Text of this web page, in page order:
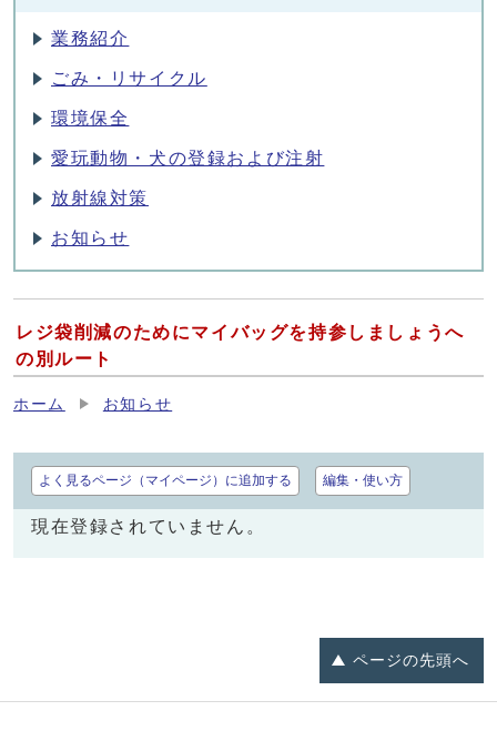
業務紹介
ごみ・リサイクル
環境保全
愛玩動物・犬の登録および注射
放射線対策
お知らせ
レジ袋削減のためにマイバッグを持参しましょうへ
の別ルート
ホーム お知らせ
よく見るページ（マイページ）に追加する 編集・使い方
現在登録されていません。
ページの先頭へ